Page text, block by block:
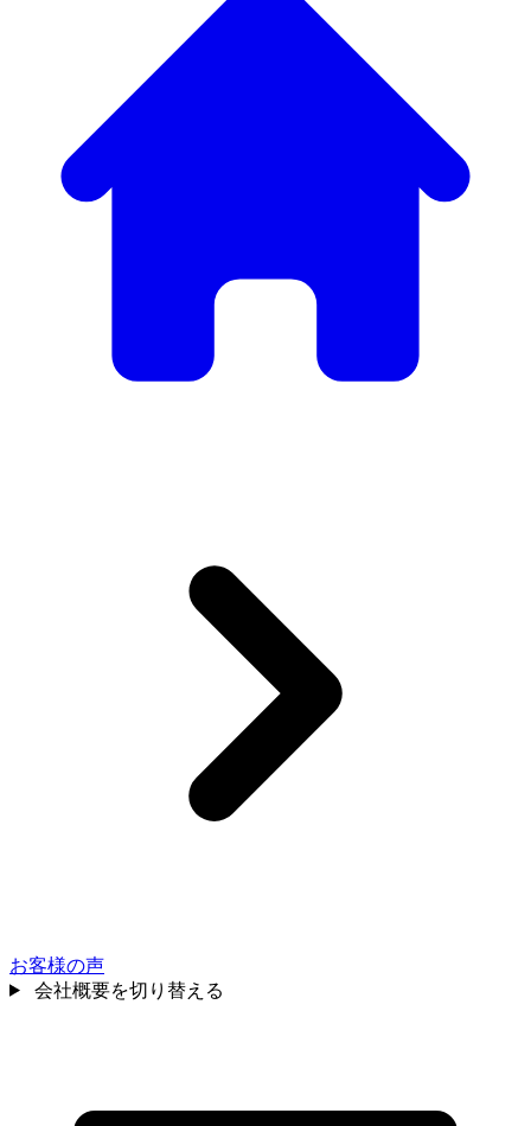
お客様の声
会社概要を切り替える